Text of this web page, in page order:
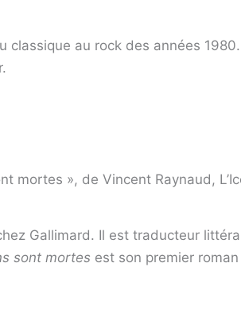
classique au rock des années
mortes », de Vincent Raynaud,
­Gallimard. Il est ­traducteur
sont mortes est son premier